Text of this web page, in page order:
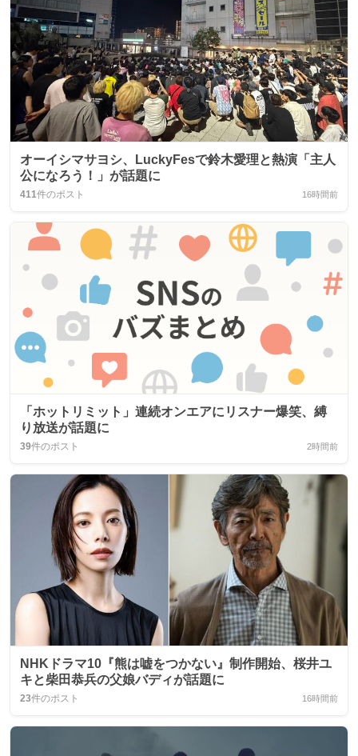
オーイシマサヨシ、LuckyFesで鈴木愛理と熱演「主人
公になろう！」が話題に
411件のポスト 16時間前
「ホットリミット」連続オンエアにリスナー爆笑、縛
り放送が話題に
39件のポスト 2時間前
NHKドラマ10『熊は嘘をつかない』制作開始、桜井ユ
キと柴田恭兵の父娘バディが話題に
23件のポスト 16時間前